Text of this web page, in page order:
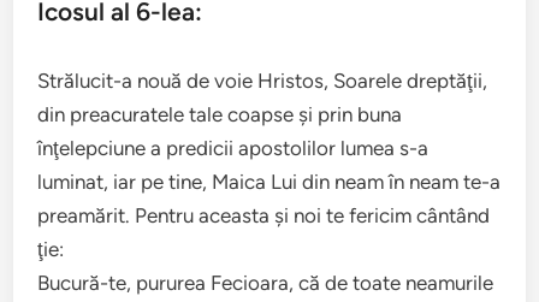
Icosul al 6-lea:
Strălucit-a nouă de voie Hristos, Soarele dreptăţii,
din preacuratele tale coapse şi prin buna
înţelepciune a predicii apostolilor lumea s-a
luminat, iar pe tine, Maica Lui din neam în neam te-a
preamărit. Pentru aceasta şi noi te fericim cântând
ţie:
Bucură-te, pururea Fecioara, că de toate neamurile